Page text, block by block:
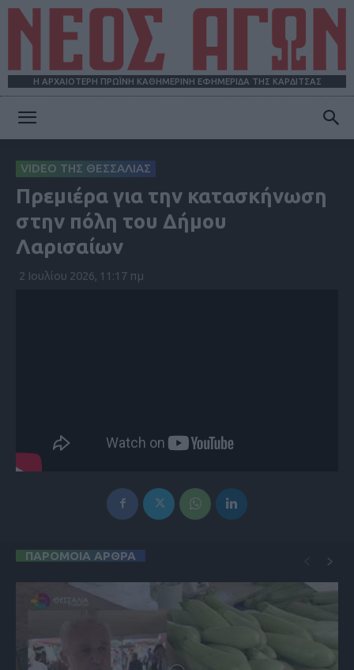
Η ΑΡΧΑΙΟΤΕΡΗ ΠΡΩΪΝΗ ΚΑΘΗΜΕΡΙΝΗ ΕΦΗΜΕΡΙΔΑ ΤΗΣ ΚΑΡΔΙΤΣΑΣ
ΑΓΩΝ
VIDEO ΤΗΣ ΘΕΣΣΑΛΙΑΣ
Πρεμιέρα για την κατασκήνωση
στην πόλη του Δήμου
Λαρισαίων
2 Ιουλίου 2026, 11:17 πμ
ΠΑΡΟΜΟΙΑ ΑΡΘΡΑ